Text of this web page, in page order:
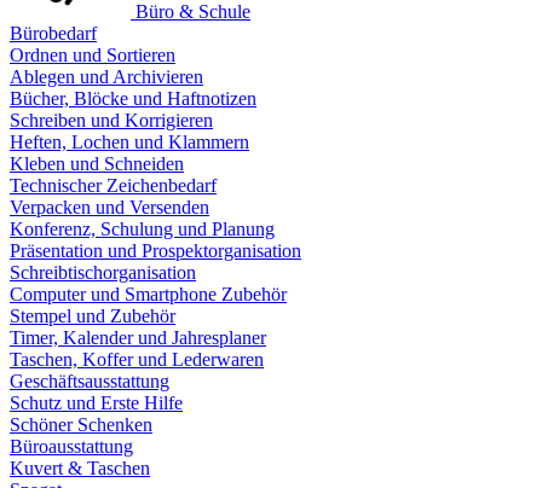
Büro & Schule
Bürobedarf
Ordnen und Sortieren
Ablegen und Archivieren
Bücher, Blöcke und Haftnotizen
Schreiben und Korrigieren
Heften, Lochen und Klammern
Kleben und Schneiden
Technischer Zeichenbedarf
Verpacken und Versenden
Konferenz, Schulung und Planung
Präsentation und Prospektorganisation
Schreibtischorganisation
Computer und Smartphone Zubehör
Stempel und Zubehör
Timer, Kalender und Jahresplaner
Taschen, Koffer und Lederwaren
Geschäftsausstattung
Schutz und Erste Hilfe
Schöner Schenken
Büroausstattung
Kuvert & Taschen